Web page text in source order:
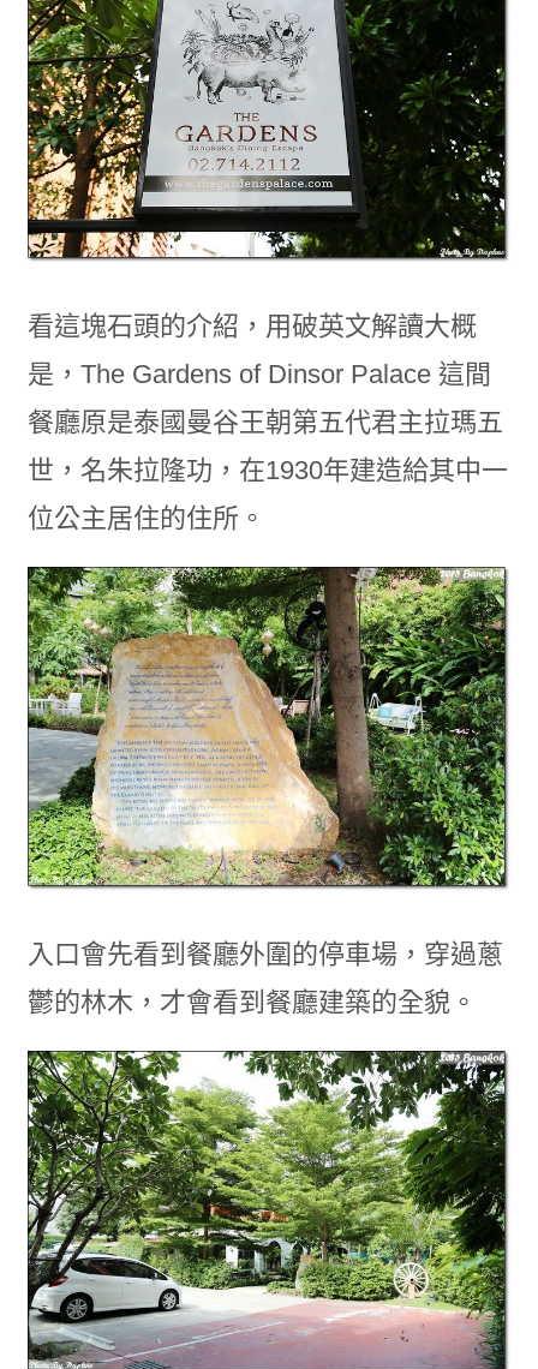
看這塊石頭的介紹，用破英文解讀大概
是，The Gardens of Dinsor Palace 這間
餐廳原是泰國曼谷王朝第五代君主拉瑪五
世，名朱拉隆功，在1930年建造給其中一
位公主居住的住所。
入口會先看到餐廳外圍的停車場，穿過蔥
鬱的林木，才會看到餐廳建築的全貌。